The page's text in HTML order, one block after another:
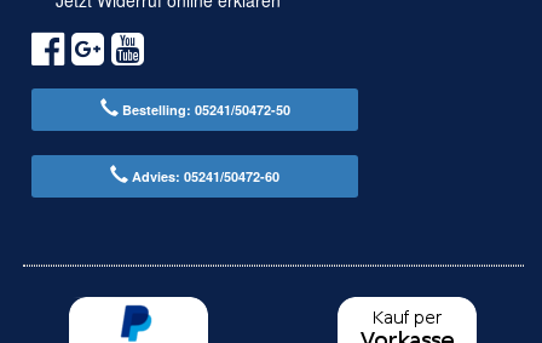
Bestelling: 05241/50472-50
Advies: 05241/50472-60